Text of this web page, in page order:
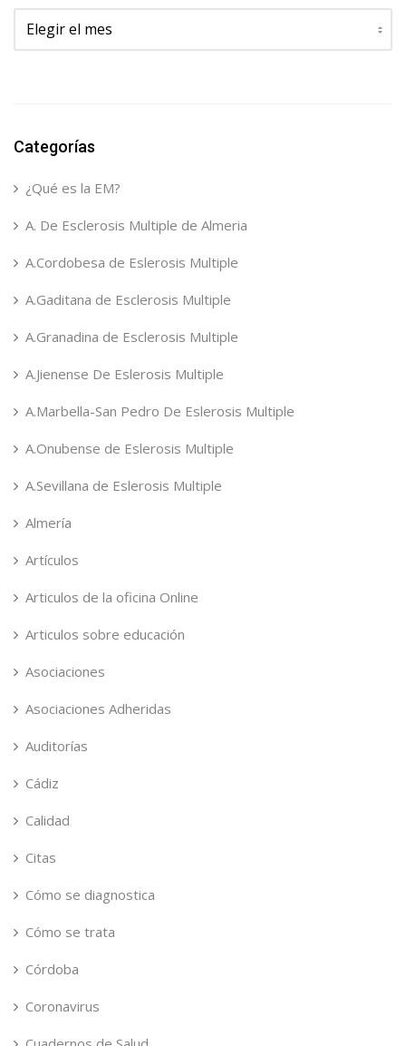
Archivos
Categorías
¿Qué es la EM?
A. De Esclerosis Multiple de Almeria
A.Cordobesa de Eslerosis Multiple
A.Gaditana de Esclerosis Multiple
A.Granadina de Esclerosis Multiple
A.Jienense De Eslerosis Multiple
A.Marbella-San Pedro De Eslerosis Multiple
A.Onubense de Eslerosis Multiple
A.Sevillana de Eslerosis Multiple
Almería
Artículos
Articulos de la oficina Online
Articulos sobre educación
Asociaciones
Asociaciones Adheridas
Auditorías
Cádiz
Calidad
Citas
Cómo se diagnostica
Cómo se trata
Córdoba
Coronavirus